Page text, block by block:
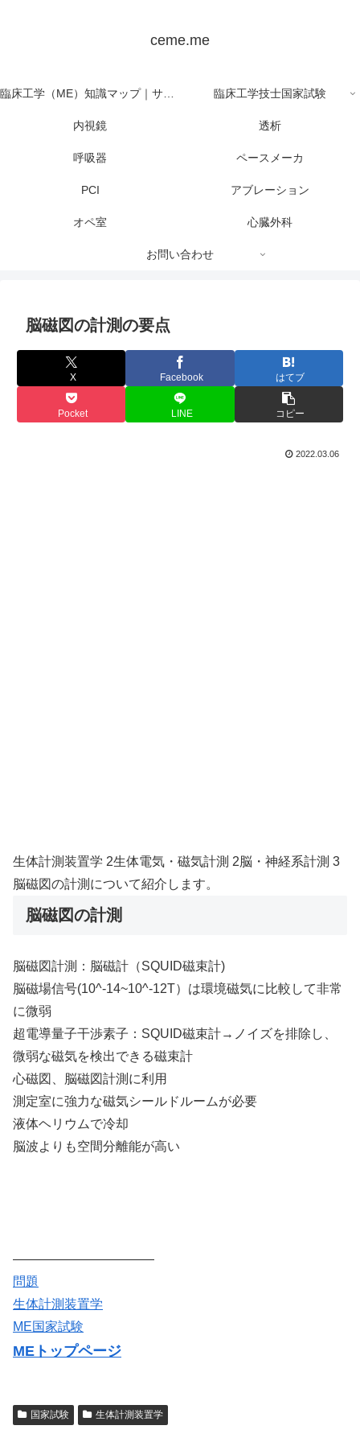
ceme.me
臨床工学（ME）知識マップ｜サイト全体の目次 臨床工学技士国家試験
内視鏡 透析
呼吸器 ペースメーカ
PCI アブレーション
オペ室 心臓外科
お問い合わせ
脳磁図の計測の要点
X Facebook はてブ
Pocket LINE コピー
2022.03.06
生体計測装置学 2生体電気・磁気計測 2脳・神経系計測 3
脳磁図の計測について紹介します。
脳磁図の計測
脳磁図計測：脳磁計（SQUID磁束計)
脳磁場信号(10^-14~10^-12T）は環境磁気に比較して非常
に微弱
超電導量子干渉素子：SQUID磁束計→ノイズを排除し、
微弱な磁気を検出できる磁束計
心磁図、脳磁図計測に利用
測定室に強力な磁気シールドルームが必要
液体ヘリウムで冷却
脳波よりも空間分離能が高い
———————————
問題
生体計測装置学
ME国家試験
MEトップページ
国家試験 生体計測装置学